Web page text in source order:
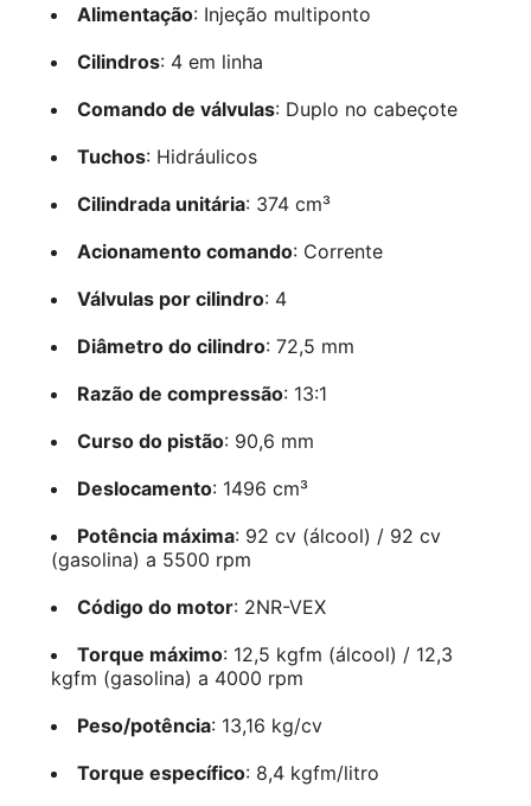
Alimentação: Injeção multiponto
Cilindros: 4 em linha
Comando de válvulas: Duplo no cabeçote
Tuchos: Hidráulicos
Cilindrada unitária: 374 cm³
Acionamento comando: Corrente
Válvulas por cilindro: 4
Diâmetro do cilindro: 72,5 mm
Razão de compressão: 13:1
Curso do pistão: 90,6 mm
Deslocamento: 1496 cm³
Potência máxima: 92 cv (álcool) / 92 cv
(gasolina) a 5500 rpm
Código do motor: 2NR-VEX
Torque máximo: 12,5 kgfm (álcool) / 12,3
kgfm (gasolina) a 4000 rpm
Peso/potência: 13,16 kg/cv
Torque específico: 8,4 kgfm/litro